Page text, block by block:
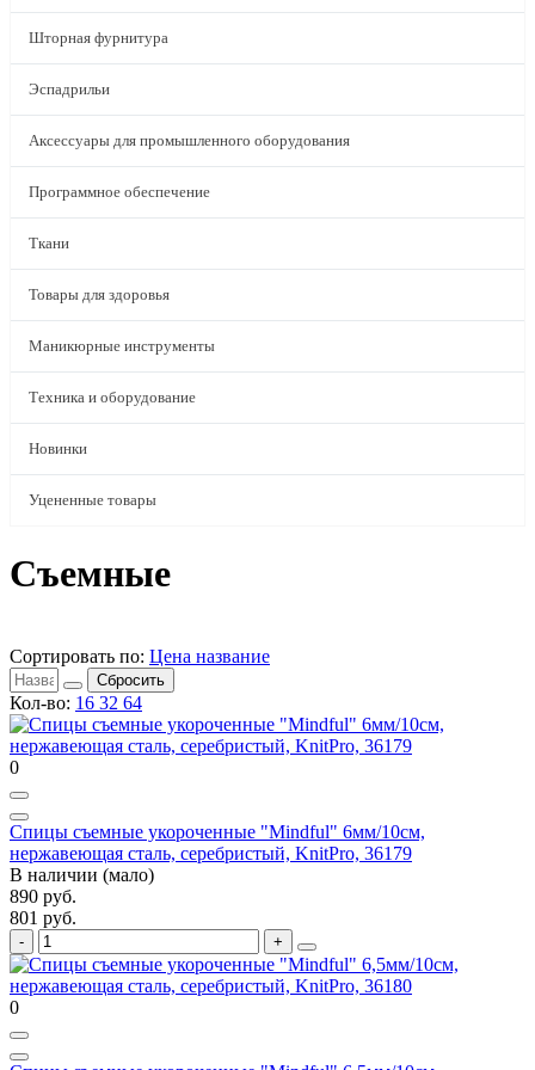
Шторная фурнитура
Эспадрильи
Аксессуары для промышленного оборудования
Программное обеспечение
Ткани
Товары для здоровья
Маникюрные инструменты
Техника и оборудование
Новинки
Уцененные товары
Съемные
Сортировать по: Цена название
Сбросить
Кол-во: 16 32 64
0
Спицы съемные укороченные "Mindful" 6мм/10см,
нержавеющая сталь, серебристый, KnitPro, 36179
В наличии (мало)
890 руб.
801 руб.
0